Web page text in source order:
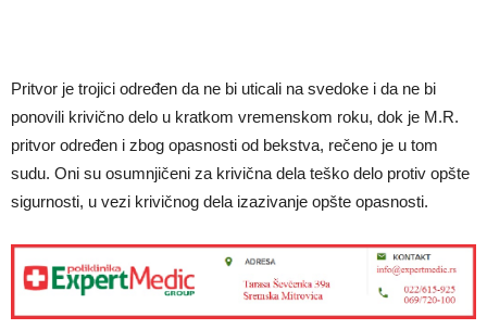
Pritvor je trojici određen da ne bi uticali na svedoke i da ne bi
ponovili krivično delo u kratkom vremenskom roku, dok je M.R.
pritvor određen i zbog opasnosti od bekstva, rečeno je u tom
sudu. Oni su osumnjičeni za krivična dela teško delo protiv opšte
sigurnosti, u vezi krivičnog dela izazivanje opšte opasnosti.